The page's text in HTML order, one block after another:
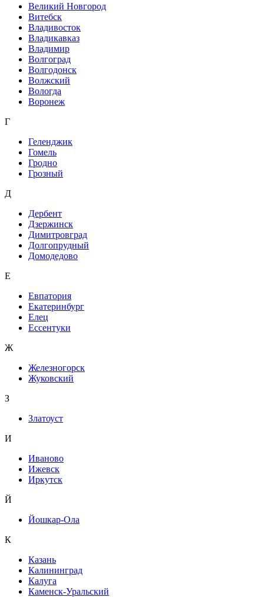
Великий Новгород
Витебск
Владивосток
Владикавказ
Владимир
Волгоград
Волгодонск
Волжский
Вологда
Воронеж
Г
Геленджик
Гомель
Гродно
Грозный
Д
Дербент
Дзержинск
Димитровград
Долгопрудный
Домодедово
Е
Евпатория
Екатеринбург
Елец
Ессентуки
Ж
Железногорск
Жуковский
З
Златоуст
И
Иваново
Ижевск
Иркутск
Й
Йошкар-Ола
К
Казань
Калининград
Калуга
Каменск-Уральский